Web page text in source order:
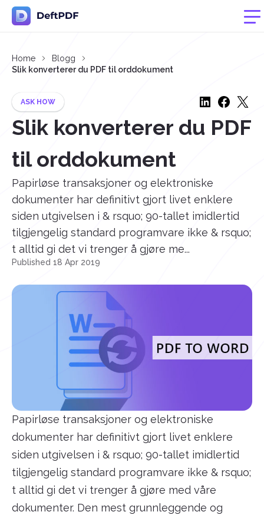
Home
Blogg
Slik konverterer du PDF til orddokument
ASK HOW
Slik konverterer du PDF
til orddokument
Papirløse transaksjoner og elektroniske
dokumenter har definitivt gjort livet enklere
siden utgivelsen i & rsquo; 90-tallet imidlertid
tilgjengelig standard programvare ikke & rsquo;
t alltid gi det vi trenger å gjøre me...
Published 18 Apr 2019
Papirløse transaksjoner og elektroniske
dokumenter har definitivt gjort livet enklere
siden utgivelsen i & rsquo; 90-tallet imidlertid
tilgjengelig standard programvare ikke & rsquo;
t alltid gi det vi trenger å gjøre med våre
dokumenter. Den mest grunnleggende og